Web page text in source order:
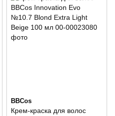
BBCos
Крем-краска для волос